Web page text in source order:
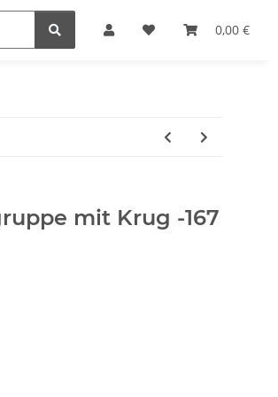
0,00 €
Krippenzubehör
mit Krug -167